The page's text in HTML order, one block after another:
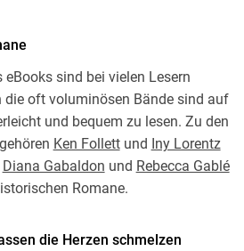
sind bei vielen Lesern
die oft voluminösen Bände sind auf
und bequem zu lesen. Zu den
Ken Follettund Iny Lorentz
Diana Gabaldon und Rebecca Gablé
Romane.
die Herzen schmelzen